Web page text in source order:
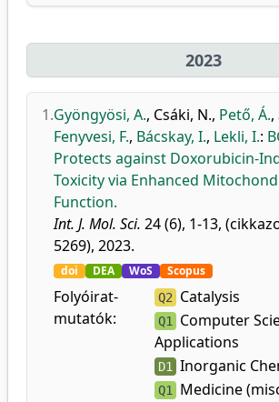
2023
1.Gyöngyösi, A., Csáki, N., Pető, Á.,
Fenyvesi, F., Bácskay, I., Lekli, I.:
Protects against Doxorubicin-
Toxicity via Enhanced
Function.
Int. J. Mol. Sci. 24 (6), 1-13,
5269), 2023.
doi DEA WoS Scopus
Folyóirat-
mutatók:
Q2 Catalysis
Q1
Computer
Applications
D1 Inorganic
Q1 Medicine